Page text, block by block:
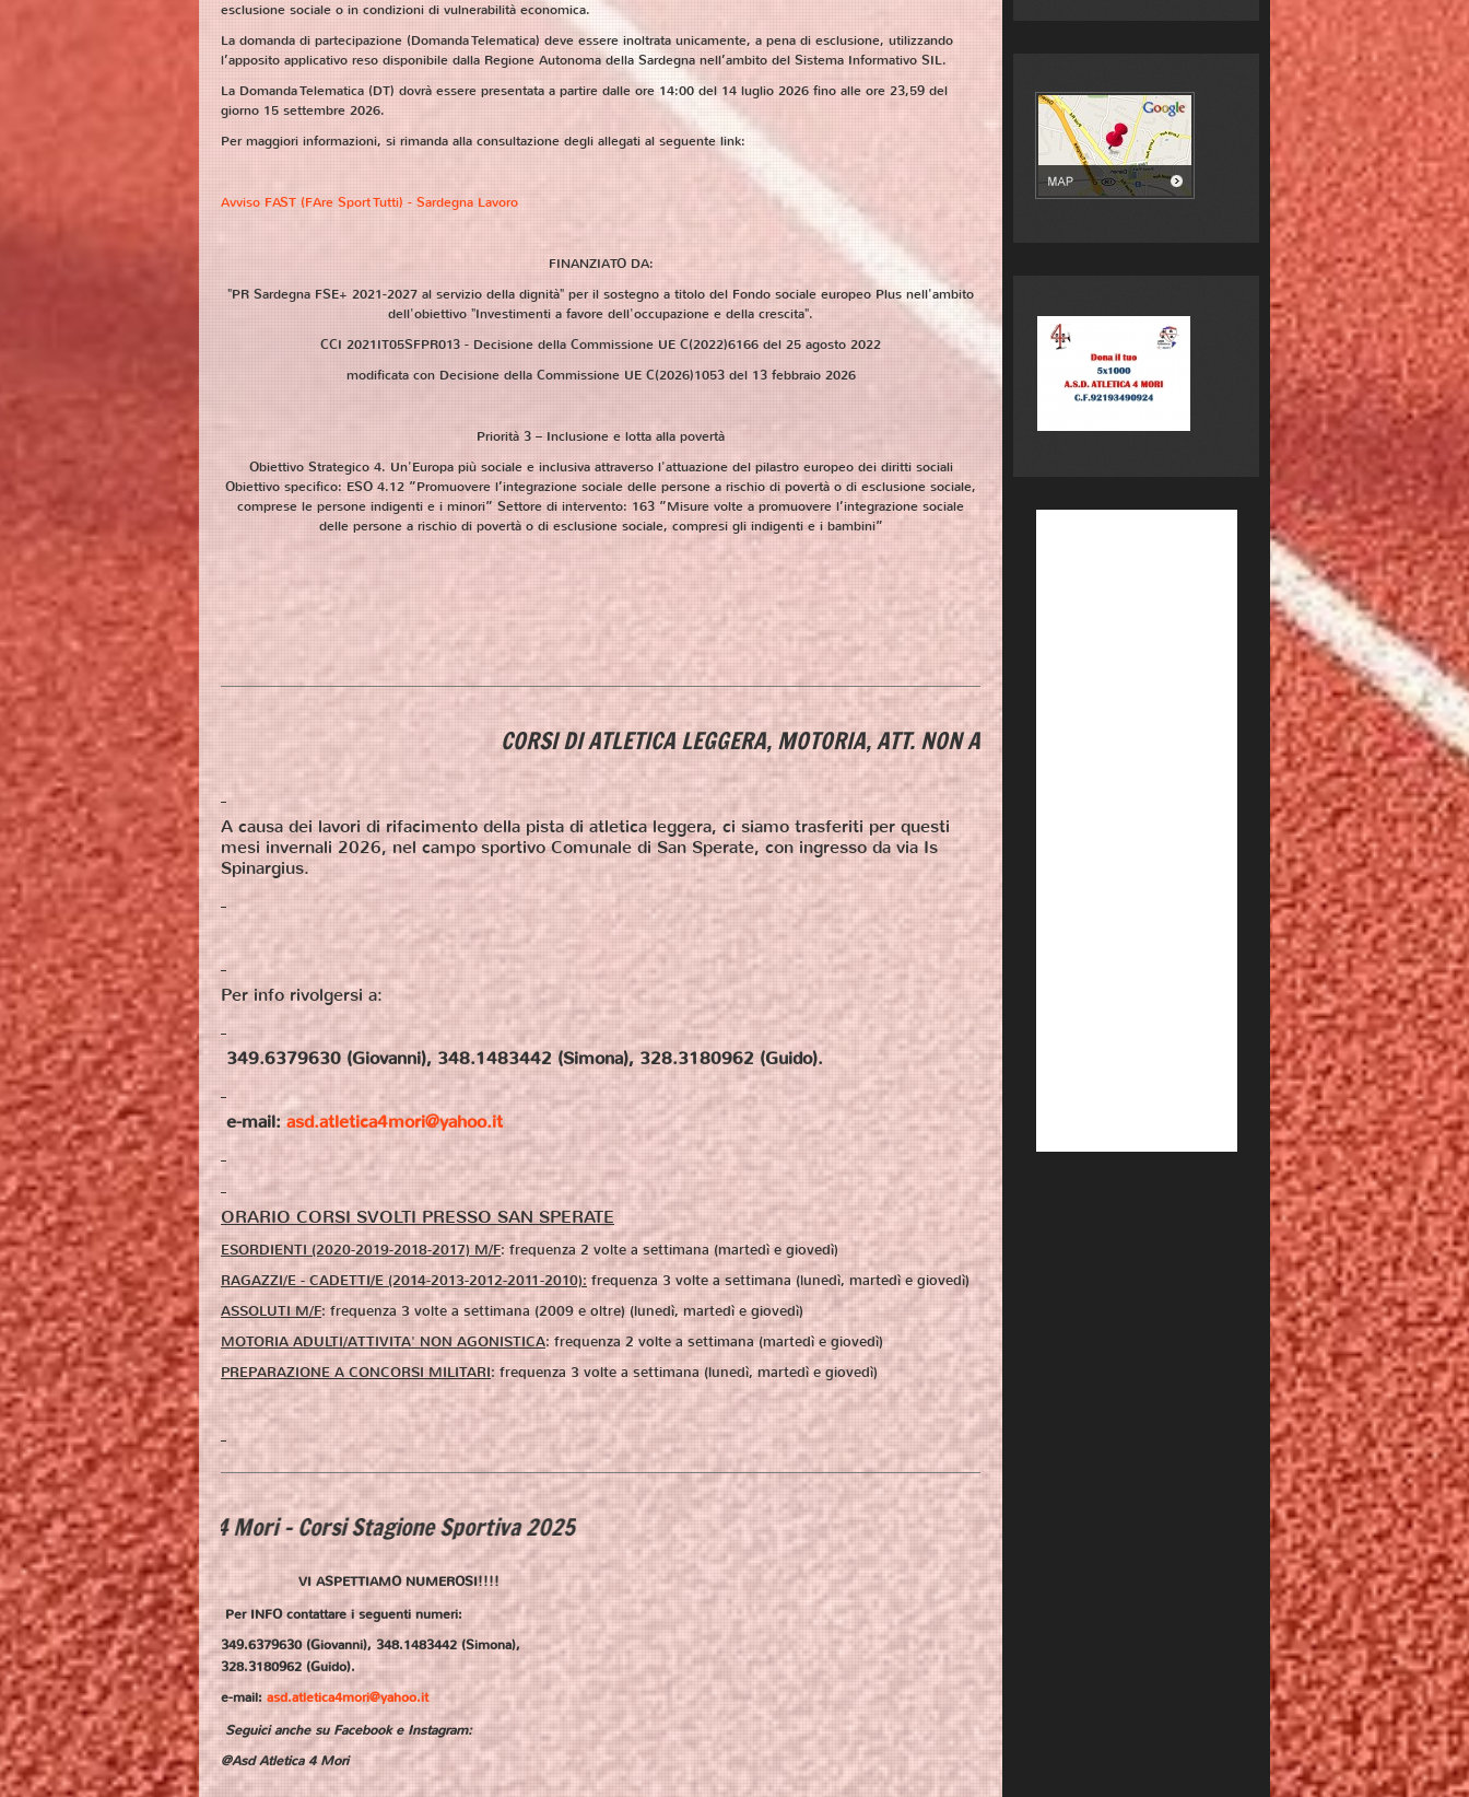
esclusione sociale o in condizioni di vulnerabilità economica.
La domanda di partecipazione (Domanda Telematica) deve essere inoltrata unicamente, a pena di esclusione, utilizzando
l’apposito applicativo reso disponibile dalla Regione Autonoma della Sardegna nell’ambito del Sistema Informativo SIL.
La Domanda Telematica (DT) dovrà essere presentata a partire dalle ore 14:00 del 14 luglio 2026 fino alle ore 23,59 del
giorno 15 settembre 2026.
Per maggiori informazioni, si rimanda alla consultazione degli allegati al seguente link:
Avviso FAST (FAre Sport Tutti) - Sardegna Lavoro
FINANZIATO DA:
"PR Sardegna FSE+ 2021-2027 al servizio della dignità" per il sostegno a titolo del Fondo sociale europeo Plus nell'ambito
dell'obiettivo "Investimenti a favore dell'occupazione e della crescita".
CCI 2021IT05SFPR013 - Decisione della Commissione UE C(2022)6166 del 25 agosto 2022
modificata con Decisione della Commissione UE C(2026)1053 del 13 febbraio 2026
Priorità 3 – Inclusione e lotta alla povertà
Obiettivo Strategico 4. Un'Europa più sociale e inclusiva attraverso l'attuazione del pilastro europeo dei diritti sociali
Obiettivo specifico: ESO 4.12 ”Promuovere l’integrazione sociale delle persone a rischio di povertà o di esclusione sociale,
comprese le persone indigenti e i minori” Settore di intervento: 163 ”Misure volte a promuovere l’integrazione sociale
delle persone a rischio di povertà o di esclusione sociale, compresi gli indigenti e i bambini”
CORSI DI ATLETICA LEGGERA, MOTORIA, ATT. NON AGONISTICA, PREP. CONCORSI MILITARI
A causa dei lavori di rifacimento della pista di atletica leggera, ci siamo trasferiti per questi
mesi invernali 2026, nel campo sportivo Comunale di San Sperate, con ingresso da via Is
Spinargius.
Per info rivolgersi a:
349.6379630 (Giovanni), 348.1483442 (Simona), 328.3180962 (Guido).
e-mail:asd.atletica4mori@yahoo.it
ORARIO CORSI SVOLTI PRESSO SAN SPERATE
ESORDIENTI (2020-2019-2018-2017) M/F: frequenza 2 volte a settimana (martedì e giovedì)
RAGAZZI/E - CADETTI/E (2014-2013-2012-2011-2010): frequenza 3 volte a settimana(lunedì, martedì e giovedì)
ASSOLUTI M/F: frequenza 3 volte a settimana (2009 e oltre) (lunedì, martedì e giovedì)
MOTORIA ADULTI/ATTIVITA' NON AGONISTICA: frequenza 2 volte a settimana(martedì e giovedì)
PREPARAZIONE A CONCORSI MILITARI: frequenza 3 volte a settimana (lunedì, martedì e giovedì)
4 Mori - Corsi Stagione Sportiva 2025/2026
VI ASPETTIAMO NUMEROSI!!!!
Per INFO contattare i seguenti numeri:
349.6379630 (Giovanni), 348.1483442 (Simona),
328.3180962 (Guido).
e-mail: asd.atletica4mori@yahoo.it
Seguici anche su FacebookeInstagram:
@Asd Atletica 4 Mori